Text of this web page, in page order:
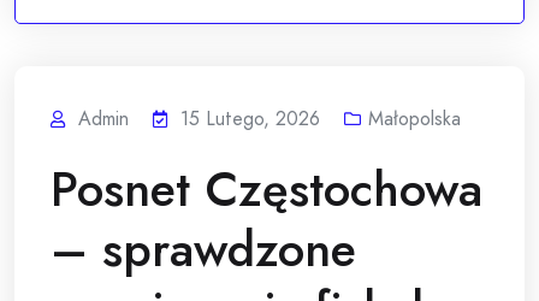
Admin 15 Lutego, 2026 Małopolska
Posnet Częstochowa
– sprawdzone